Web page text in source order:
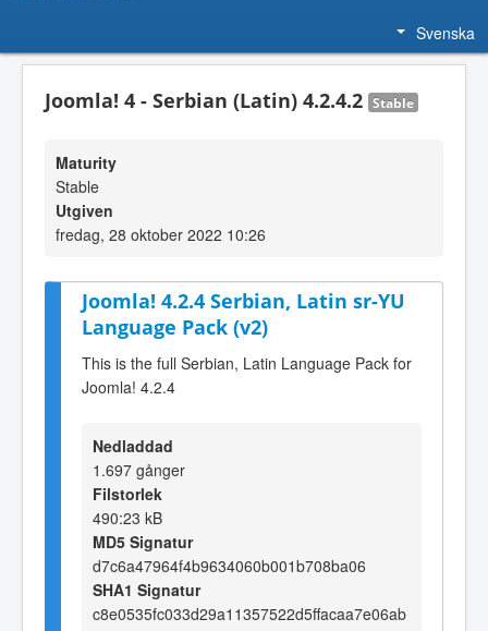
Svenska
Joomla! 4 - Serbian (Latin) 4.2.4.2 Stable
Maturity
Stable
Utgiven
fredag, 28 oktober 2022 10:26
Joomla! 4.2.4 Serbian, Latin sr-YU
Language Pack (v2)
This is the full Serbian, Latin Language Pack for
Joomla! 4.2.4
Nedladdad
1.697 gånger
Filstorlek
490:23 kB
MD5 Signatur
d7c6a47964f4b9634060b001b708ba06
SHA1 Signatur
c8e0535fc033d29a11357522d5ffacaa7e06ab